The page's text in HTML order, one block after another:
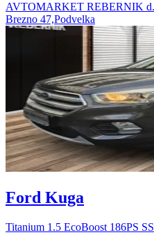
AVTOMARKET REBERNIK
Brezno 47,Podvelka
Ford Kuga
Titanium 1.5 EcoBoost 186PS